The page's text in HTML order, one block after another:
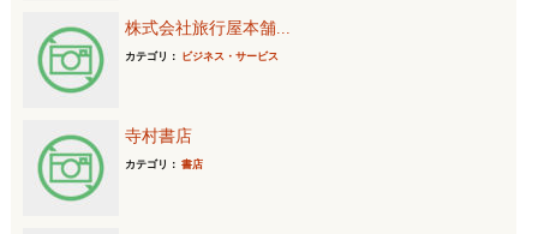
株式会社旅行屋本舗...
カテゴリ： ビジネス・サービス
寺村書店
カテゴリ： 書店